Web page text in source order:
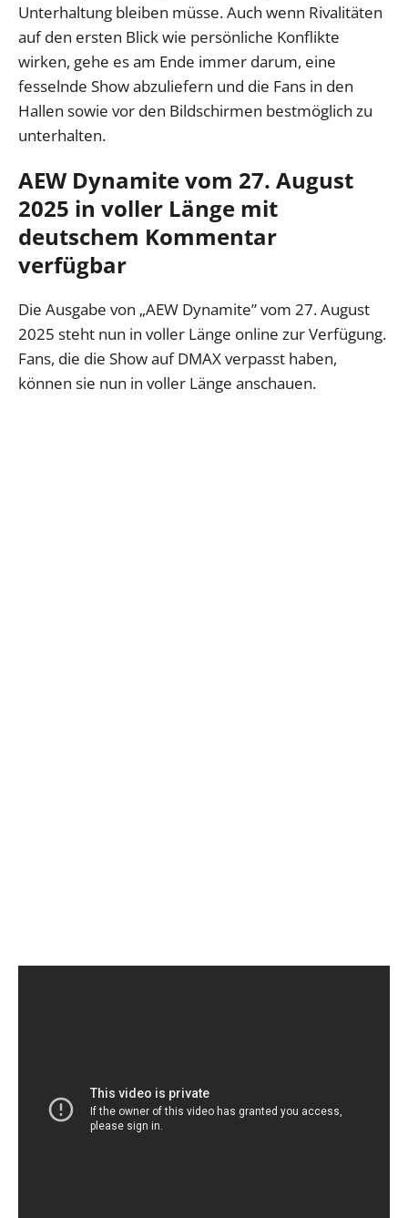
Unterhaltung bleiben müsse. Auch wenn Rivalitäten
auf den ersten Blick wie persönliche Konflikte
wirken, gehe es am Ende immer darum, eine
fesselnde Show abzuliefern und die Fans in den
Hallen sowie vor den Bildschirmen bestmöglich zu
unterhalten.
AEW Dynamite vom 27. August
2025 in voller Länge mit
deutschem Kommentar
verfügbar
Die Ausgabe von „AEW Dynamite” vom 27. August
2025 steht nun in voller Länge online zur Verfügung.
Fans, die die Show auf DMAX verpasst haben,
können sie nun in voller Länge anschauen.